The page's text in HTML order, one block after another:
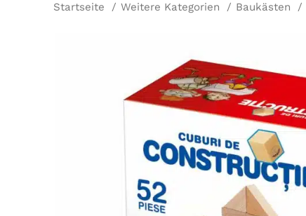
Startseite Weitere Kategorien Baukästen